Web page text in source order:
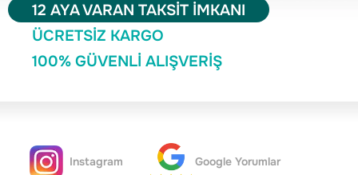
12 AYA VARAN TAKSİT İMKANI
ÜCRETSİZ KARGO
100% GÜVENLİ ALIŞVERİŞ
Instagram Google Yorumlar